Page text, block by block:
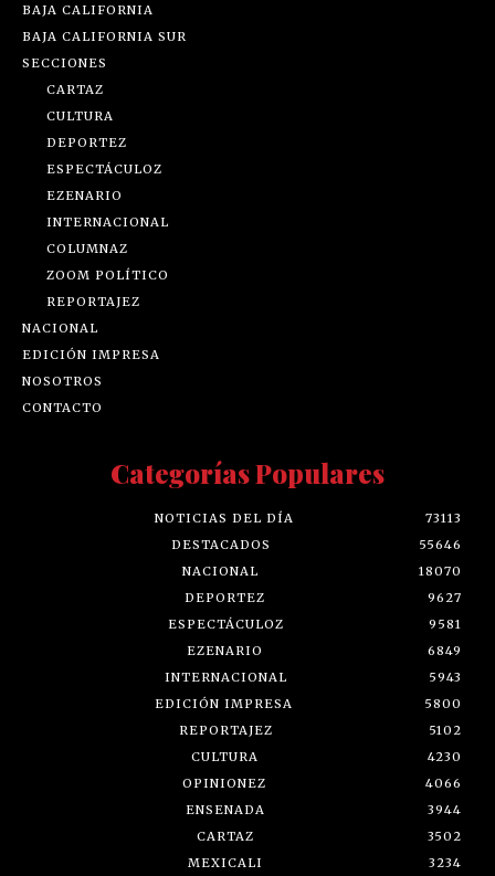
BAJA CALIFORNIA
BAJA CALIFORNIA SUR
SECCIONES
CARTAZ
CULTURA
DEPORTEZ
ESPECTÁCULOZ
EZENARIO
INTERNACIONAL
COLUMNAZ
ZOOM POLÍTICO
REPORTAJEZ
NACIONAL
EDICIÓN IMPRESA
NOSOTROS
CONTACTO
Categorías Populares
NOTICIAS DEL DÍA
73113
DESTACADOS
55646
NACIONAL
18070
DEPORTEZ
9627
ESPECTÁCULOZ
9581
EZENARIO
6849
INTERNACIONAL
5943
EDICIÓN IMPRESA
5800
REPORTAJEZ
5102
CULTURA
4230
OPINIONEZ
4066
ENSENADA
3944
CARTAZ
3502
MEXICALI
3234